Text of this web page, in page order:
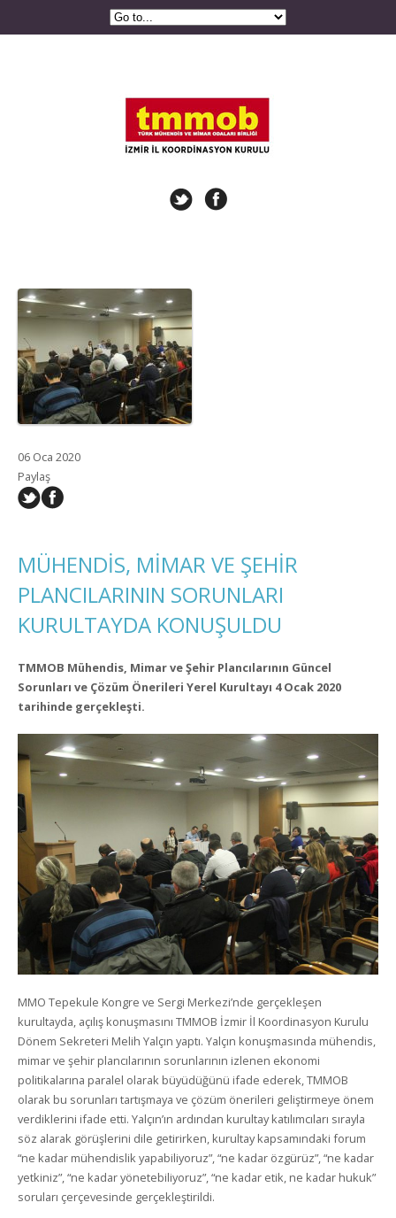
06 Oca 2020
Paylaş
MÜHENDİS, MİMAR VE ŞEHİR
PLANCILARININ SORUNLARI
KURULTAYDA KONUŞULDU
TMMOB Mühendis, Mimar ve Şehir Plancılarının Güncel
Sorunları ve Çözüm Önerileri Yerel Kurultayı 4 Ocak 2020
tarihinde gerçekleşti.
MMO Tepekule Kongre ve Sergi Merkezi’nde gerçekleşen
kurultayda, açılış konuşmasını TMMOB İzmir İl Koordinasyon Kurulu
Dönem Sekreteri Melih Yalçın yaptı. Yalçın konuşmasında mühendis,
mimar ve şehir plancılarının sorunlarının izlenen ekonomi
politikalarına paralel olarak büyüdüğünü ifade ederek, TMMOB
olarak bu sorunları tartışmaya ve çözüm önerileri geliştirmeye önem
verdiklerini ifade etti. Yalçın’ın ardından kurultay katılımcıları sırayla
söz alarak görüşlerini dile getirirken, kurultay kapsamındaki forum
“ne kadar mühendislik yapabiliyoruz”, “ne kadar özgürüz”, “ne kadar
yetkiniz”, “ne kadar yönetebiliyoruz”, “ne kadar etik, ne kadar hukuk”
soruları çerçevesinde gerçekleştirildi.